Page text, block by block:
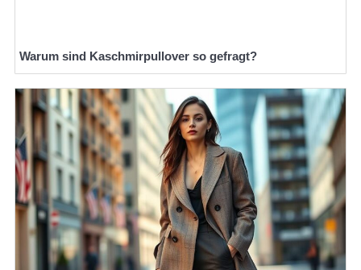
Warum sind Kaschmirpullover so gefragt?